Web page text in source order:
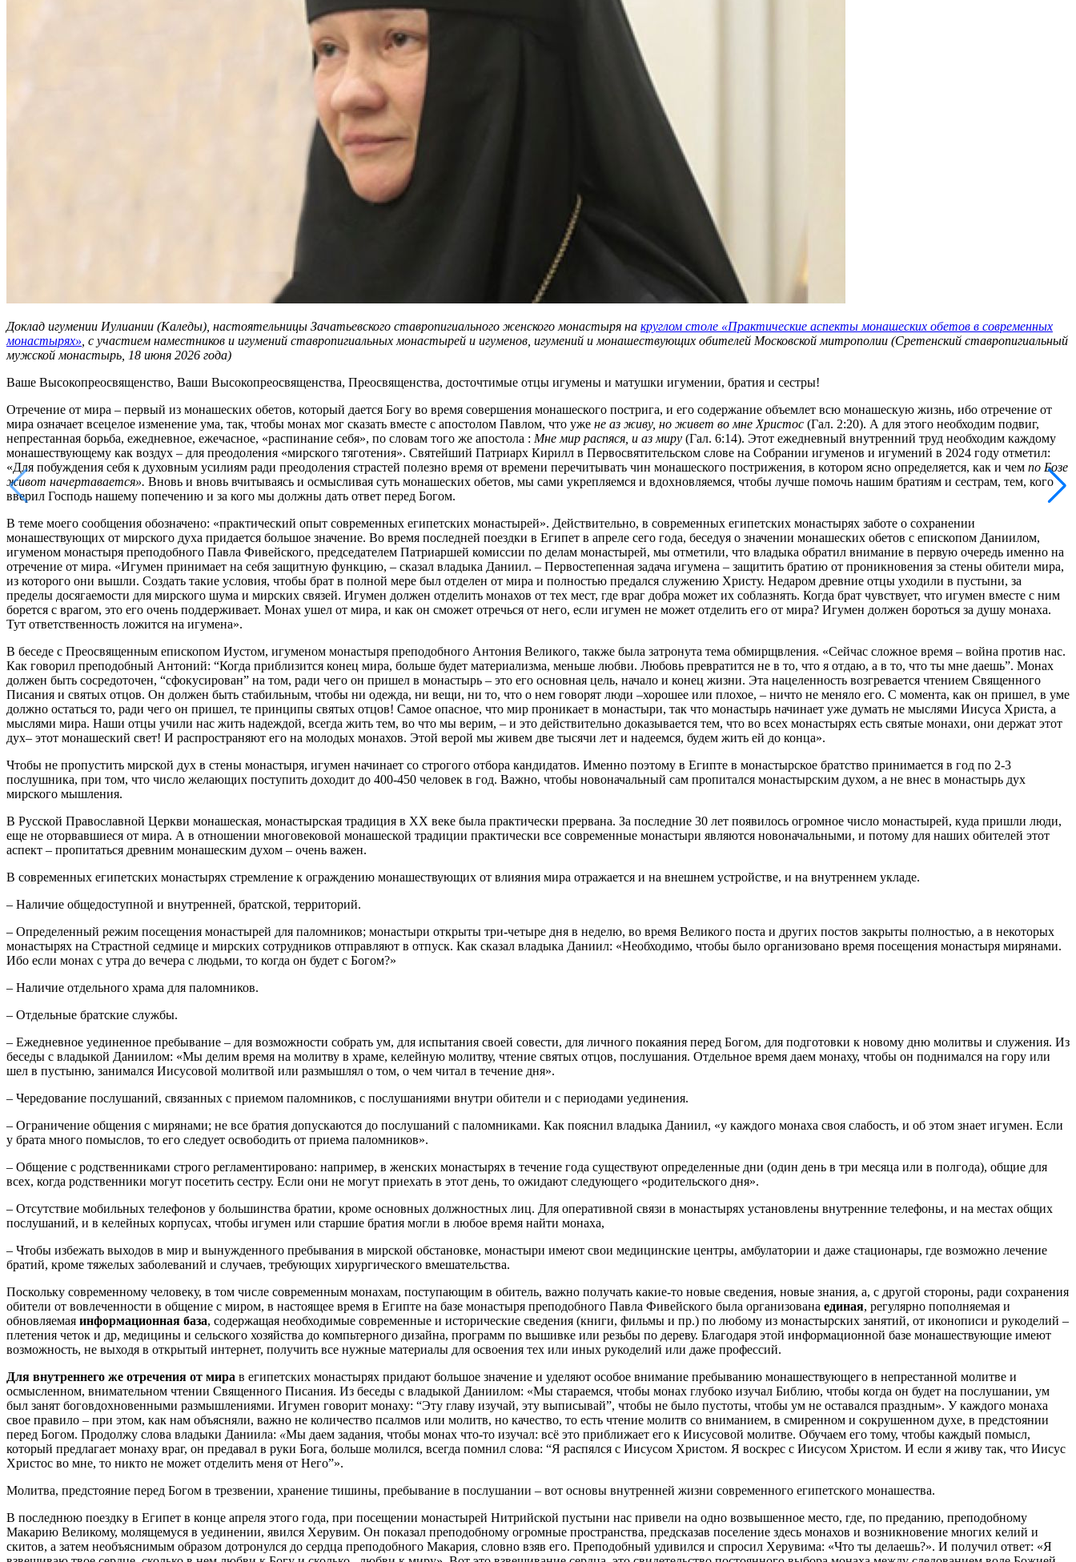
Доклад игумении Иулиании (Каледы), настоятельницы Зачатьевского ставропигиального женского монастыря на круглом столе «Практические аспекты монашеских обетов в современных
монастырях» , с участием наместников и игумений ставропигиальных монастырей и игуменов, игумений и монашествующих обителей Московской митрополии (Сретенский ставропигиальный
мужской монастырь, 18 июня 2026 года)
Ваше Высокопреосвященство, Ваши Высокопреосвященства, Преосвященства, досточтимые отцы игумены и матушки игумении, братия и сестры!
Отречение от мира – первый из монашеских обетов, который дается Богу во время совершения монашеского пострига, и его содержание объемлет всю монашескую жизнь, ибо отречение от
мира означает всецелое изменение ума, так, чтобы монах мог сказать вместе с апостолом Павлом, что уже не аз живу, но живет во мне Христос (Гал. 2:20). А для этого необходим подвиг,
непрестанная борьба, ежедневное, ежечасное, «распинание себя», по словам того же апостола : Мне мир распяся, и аз миру (Гал. 6:14). Этот ежедневный внутренний труд необходим каждому
монашествующему как воздух – для преодоления «мирского тяготения». Святейший Патриарх Кирилл в Первосвятительском слове на Собрании игуменов и игумений в 2024 году отметил:
«Для побуждения себя к духовным усилиям ради преодоления страстей полезно время от времени перечитывать чин монашеского пострижения, в котором ясно определяется, как и чем по Бозе
живот начертавается». Вновь и вновь вчитываясь и осмысливая суть монашеских обетов, мы сами укрепляемся и вдохновляемся, чтобы лучше помочь нашим братиям и сестрам, тем, кого
вверил Господь нашему попечению и за кого мы должны дать ответ перед Богом.
В теме моего сообщения обозначено: «практический опыт современных египетских монастырей». Действительно, в современных египетских монастырях заботе о сохранении
монашествующих от мирского духа придается большое значение. Во время последней поездки в Египет в апреле сего года, беседуя о значении монашеских обетов с епископом Даниилом,
игуменом монастыря преподобного Павла Фивейского, председателем Патриаршей комиссии по делам монастырей, мы отметили, что владыка обратил внимание в первую очередь именно на
отречение от мира. «Игумен принимает на себя защитную функцию, – сказал владыка Даниил. – Первостепенная задача игумена – защитить братию от проникновения за стены обители мира,
из которого они вышли. Создать такие условия, чтобы брат в полной мере был отделен от мира и полностью предался служению Христу. Недаром древние отцы уходили в пустыни, за
пределы досягаемости для мирского шума и мирских связей. Игумен должен отделить монахов от тех мест, где враг добра может их соблазнять. Когда брат чувствует, что игумен вместе с ним
борется с врагом, это его очень поддерживает. Монах ушел от мира, и как он сможет отречься от него, если игумен не может отделить его от мира? Игумен должен бороться за душу монаха.
Тут ответственность ложится на игумена».
В беседе с Преосвященным епископом Иустом, игуменом монастыря преподобного Антония Великого, также была затронута тема обмирщвления. «Сейчас сложное время – война против нас.
Как говорил преподобный Антоний: “Когда приблизится конец мира, больше будет материализма, меньше любви. Любовь превратится не в то, что я отдаю, а в то, что ты мне даешь”. Монах
должен быть сосредоточен, “сфокусирован” на том, ради чего он пришел в монастырь – это его основная цель, начало и конец жизни. Эта нацеленность возгревается чтением Священного
Писания и святых отцов. Он должен быть стабильным, чтобы ни одежда, ни вещи, ни то, что о нем говорят люди –хорошее или плохое, – ничто не меняло его. С момента, как он пришел, в уме
должно остаться то, ради чего он пришел, те принципы святых отцов! Самое опасное, что мир проникает в монастыри, так что монастырь начинает уже думать не мыслями Иисуса Христа, а
мыслями мира. Наши отцы учили нас жить надеждой, всегда жить тем, во что мы верим, – и это действительно доказывается тем, что во всех монастырях есть святые монахи, они держат этот
дух– этот монашеский свет! И распространяют его на молодых монахов. Этой верой мы живем две тысячи лет и надеемся, будем жить ей до конца».
Чтобы не пропустить мирской дух в стены монастыря, игумен начинает со строгого отбора кандидатов. Именно поэтому в Египте в монастырское братство принимается в год по 2-3
послушника, при том, что число желающих поступить доходит до 400-450 человек в год. Важно, чтобы новоначальный сам пропитался монастырским духом, а не внес в монастырь дух
мирского мышления.
В Русской Православной Церкви монашеская, монастырская традиция в ХХ веке была практически прервана. За последние 30 лет появилось огромное число монастырей, куда пришли люди,
еще не оторвавшиеся от мира. А в отношении многовековой монашеской традиции практически все современные монастыри являются новоначальными, и потому для наших обителей этот
аспект – пропитаться древним монашеским духом – очень важен.
В современных египетских монастырях стремление к ограждению монашествующих от влияния мира отражается и на внешнем устройстве, и на внутреннем укладе.
– Наличие общедоступной и внутренней, братской, территорий.
– Определенный режим посещения монастырей для паломников; монастыри открыты три-четыре дня в неделю, во время Великого поста и других постов закрыты полностью, а в некоторых
монастырях на Страстной седмице и мирских сотрудников отправляют в отпуск. Как сказал владыка Даниил: «Необходимо, чтобы было организовано время посещения монастыря мирянами.
Ибо если монах с утра до вечера с людьми, то когда он будет с Богом?»
– Наличие отдельного храма для паломников.
– Отдельные братские службы.
– Ежедневное уединенное пребывание – для возможности собрать ум, для испытания своей совести, для личного покаяния перед Богом, для подготовки к новому дню молитвы и служения. Из
беседы с владыкой Даниилом: «Мы делим время на молитву в храме, келейную молитву, чтение святых отцов, послушания. Отдельное время даем монаху, чтобы он поднимался на гору или
шел в пустыню, занимался Иисусовой молитвой или размышлял о том, о чем читал в течение дня».
– Чередование послушаний, связанных с приемом паломников, с послушаниями внутри обители и с периодами уединения.
– Ограничение общения с мирянами; не все братия допускаются до послушаний с паломниками. Как пояснил владыка Даниил, «у каждого монаха своя слабость, и об этом знает игумен. Если
у брата много помыслов, то его следует освободить от приема паломников».
– Общение с родственниками строго регламентировано: например, в женских монастырях в течение года существуют определенные дни (один день в три месяца или в полгода), общие для
всех, когда родственники могут посетить сестру. Если они не могут приехать в этот день, то ожидают следующего «родительского дня».
– Отсутствие мобильных телефонов у большинства братии, кроме основных должностных лиц. Для оперативной связи в монастырях установлены внутренние телефоны, и на местах общих
послушаний, и в келейных корпусах, чтобы игумен или старшие братия могли в любое время найти монаха,
– Чтобы избежать выходов в мир и вынужденного пребывания в мирской обстановке, монастыри имеют свои медицинские центры, амбулатории и даже стационары, где возможно лечение
братий, кроме тяжелых заболеваний и случаев, требующих хирургического вмешательства.
Поскольку современному человеку, в том числе современным монахам, поступающим в обитель, важно получать какие-то новые сведения, новые знания, а, с другой стороны, ради сохранения
обители от вовлеченности в общение с миром, в настоящее время в Египте на базе монастыря преподобного Павла Фивейского была организована единая, регулярно пополняемая и
обновляемая информационная база, содержащая необходимые современные и исторические сведения (книги, фильмы и пр.) по любому из монастырских занятий, от иконописи и рукоделий –
плетения четок и др, медицины и сельского хозяйства до компьтерного дизайна, программ по вышивке или резьбы по дереву. Благодаря этой информационной базе монашествующие имеют
возможность, не выходя в открытый интернет, получить все нужные материалы для освоения тех или иных рукоделий или даже профессий.
Для внутреннего же отречения от мира в египетских монастырях придают большое значение и уделяют особое внимание пребыванию монашествующего в непрестанной молитве и
осмысленном, внимательном чтении Священного Писания. Из беседы с владыкой Даниилом: «Мы стараемся, чтобы монах глубоко изучал Библию, чтобы когда он будет на послушании, ум
был занят боговдохновенными размышлениями. Игумен говорит монаху: “Эту главу изучай, эту выписывай”, чтобы не было пустоты, чтобы ум не оставался праздным». У каждого монаха
свое правило – при этом, как нам объясняли, важно не количество псалмов или молитв, но качество, то есть чтение молитв со вниманием, в смиренном и сокрушенном духе, в предстоянии
перед Богом. Продолжу слова владыки Даниила: «Мы даем задания, чтобы монах что-то изучал: всё это приближает его к Иисусовой молитве. Обучаем его тому, чтобы каждый помысл,
который предлагает монаху враг, он предавал в руки Бога, больше молился, всегда помнил слова: “Я распялся с Иисусом Христом. Я воскрес с Иисусом Христом. И если я живу так, что Иисус
Христос во мне, то никто не может отделить меня от Него”».
Молитва, предстояние перед Богом в трезвении, хранение тишины, пребывание в послушании – вот основы внутренней жизни современного египетского монашества.
В последнюю поездку в Египет в конце апреля этого года, при посещении монастырей Нитрийской пустыни нас привели на одно возвышенное место, где, по преданию, преподобному
Макарию Великому, молящемуся в уединении, явился Херувим. Он показал преподобному огромные пространства, предсказав поселение здесь монахов и возникновение многих келий и
скитов, а затем необъяснимым образом дотронулся до сердца преподобного Макария, словно взяв его. Преподобный удивился и спросил Херувима: «Что ты делаешь?». И получил ответ: «Я